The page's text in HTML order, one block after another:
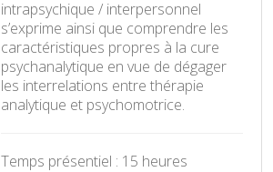
intrapsychique / interpersonnel
s’exprime ainsi que comprendre les
caractéristiques propres à la cure
psychanalytique en vue de dégager
les interrelations entre thérapie
analytique et psychomotrice.
Temps présentiel : 15 heures